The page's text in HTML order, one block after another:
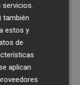
a sus
y baja
el galio se
de
de
también
estos y
de
aplican